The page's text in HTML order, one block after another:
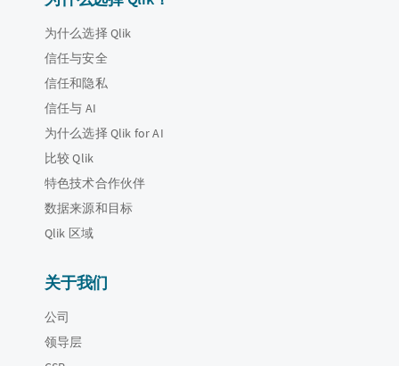
为什么选择 Qlik
信任与安全
信任和隐私
信任与 AI
为什么选择 Qlik for AI
比较 Qlik
特色技术合作伙伴
数据来源和目标
Qlik 区域
关于我们
公司
领导层